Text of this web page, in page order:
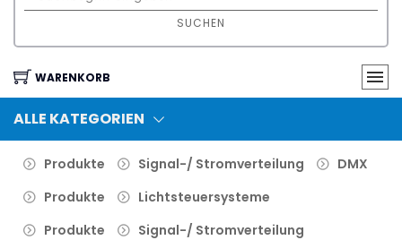
SUCHEN
WARENKORB
ALLE KATEGORIEN
Produkte Signal-/ Stromverteilung
DMX
Produkte
Lichtsteuersysteme
Produkte
Signal-/ Stromverteilung